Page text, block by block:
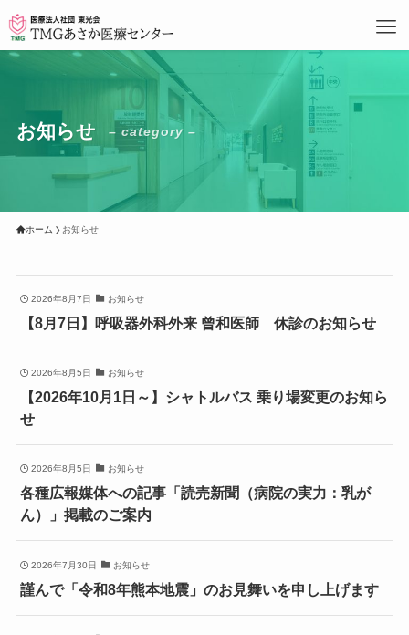
お知らせ – category –
ホーム お知らせ
2026年8月7日 お知らせ
【8月7日】呼吸器外科外来 曾和医師 休診のお知らせ
2026年8月5日 お知らせ
【2026年10月1日～】シャトルバス 乗り場変更のお知ら
せ
2026年8月5日 お知らせ
各種広報媒体への記事「読売新聞（病院の実力：乳が
ん）」掲載のご案内
2026年7月30日 お知らせ
謹んで「令和8年熊本地震」のお見舞いを申し上げます